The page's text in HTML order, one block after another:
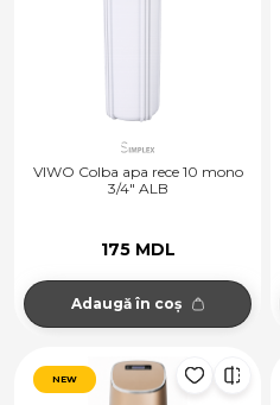
VIWO Colba apa rece 10 mono
3/4" ALB
175 MDL
Adaugă în coș
NEW